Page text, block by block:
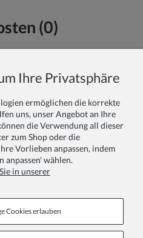
(0)
Ihre Privatsphäre
ermöglichen die korrekte
uns, unser Angebot an Ihre
die Verwendung all dieser
zum Shop oder die
Vorlieben anpassen, indem
anpassen' wählen.
in unserer
Cookies erlauben